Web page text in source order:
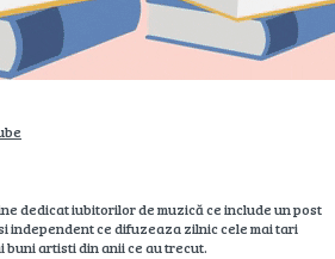
dedicat iubitorilor de muzică ce include un post
independent ce difuzeaza zilnic cele mai tari
buni artisti din anii ce au trecut.